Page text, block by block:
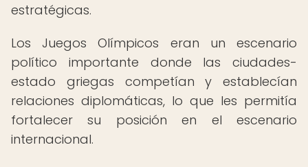
estratégicas.
Los Juegos Olímpicos eran un escenario
político importante donde las ciudades-
estado griegas competían y establecían
relaciones diplomáticas, lo que les permitía
fortalecer su posición en el escenario
internacional.